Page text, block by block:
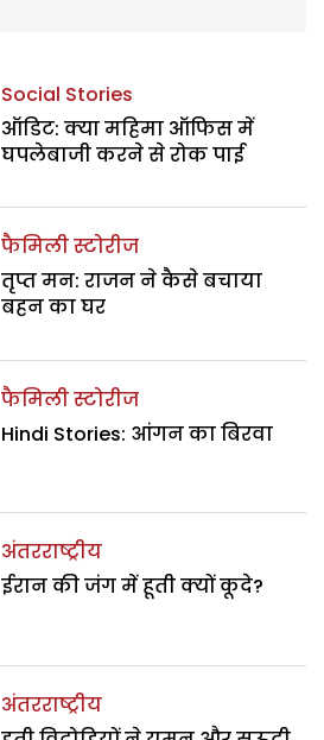
Social Stories
ऑडिट: क्या महिमा ऑफिस में
घपलेबाजी करने से रोक पाई
फैमिली स्टोरीज
तृप्त मन: राजन ने कैसे बचाया
बहन का घर
फैमिली स्टोरीज
Hindi Stories: आंगन का बिरवा
अंतरराष्ट्रीय
ईरान की जंग में हूती क्यों कूदे?
अंतरराष्ट्रीय